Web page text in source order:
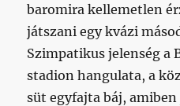
baromira kellemetlen
játszani egy kvázi
Szimpatikus jelenség a
stadion hangulata, a
süt egyfajta báj,